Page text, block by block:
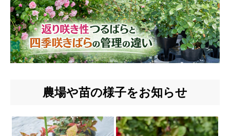
農場や苗の様子をお知らせ